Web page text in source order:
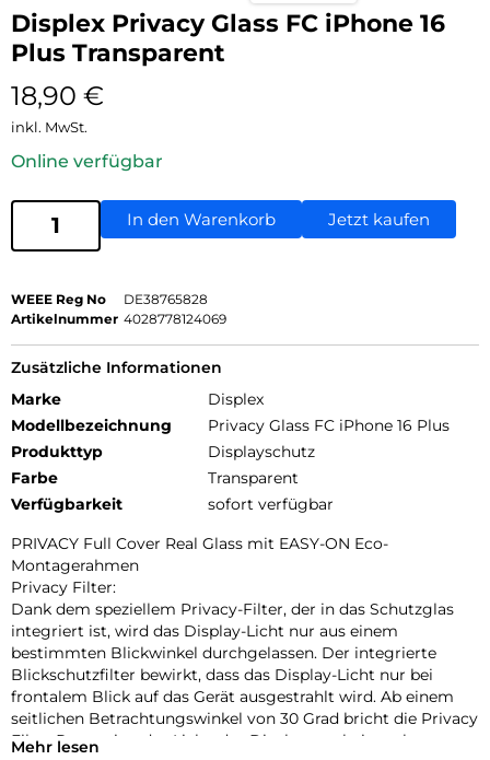
Displex Privacy Glass FC iPhone 16
Plus Transparent
18,90 €
inkl. MwSt.
Online verfügbar
In den Warenkorb Jetzt kaufen
WEEE Reg No
DE38765828
Artikelnummer 4028778124069
Zusätzliche Informationen
Marke
Displex
Modellbezeichnung
Privacy Glass FC iPhone 16 Plus
Produkttyp
Displayschutz
Farbe
Transparent
Verfügbarkeit
sofort verfügbar
PRIVACY Full Cover Real Glass mit EASY-ON Eco-
Montagerahmen
Privacy Filter:
Dank dem speziellem Privacy-Filter, der in das Schutzglas
integriert ist, wird das Display-Licht nur aus einem
bestimmten Blickwinkel durchgelassen. Der integrierte
Blickschutzfilter bewirkt, dass das Display-Licht nur bei
frontalem Blick auf das Gerät ausgestrahlt wird. Ab einem
seitlichen Betrachtungswinkel von 30 Grad bricht die Privacy
Filter Protection das Licht, das Display erscheint schwarz.
Mehr lesen